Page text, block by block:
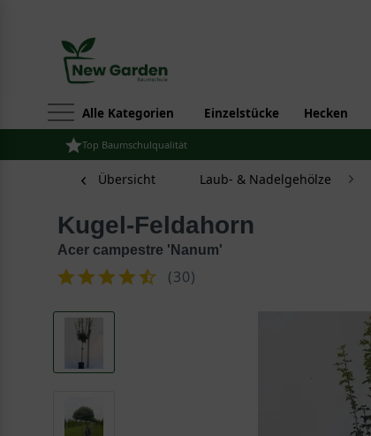
Alle Kategorien Einzelstücke Hecken
Top Baumschulqualität
Übersicht Laub- & Nadelgehölze
Kugel-Feldahorn
Acer campestre 'Nanum'
(30)